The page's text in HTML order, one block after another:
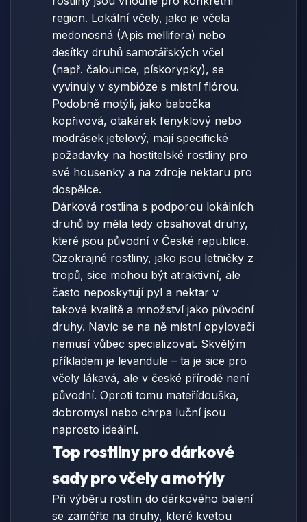
region. Lokální včely, jako je včela
medonosná (Apis mellifera) nebo
desítky druhů samotářských včel
(např. čalounice, pískorypky), se
vyvinuly v symbióze s místní flórou.
Podobně motýli, jako babočka
kopřivová, otakárek fenyklový nebo
modrásek jetelový, mají specifické
požadavky na hostitelské rostliny pro
své housenky a na zdroje nektaru pro
dospělce.
Dárková rostlina s podporou lokálních
druhů by měla tedy obsahovat druhy,
které jsou původní v České republice.
Cizokrajné rostliny, jako jsou letničky z
tropů, sice mohou být atraktivní, ale
často neposkytují pyl a nektar v
takové kvalitě a množství jako původní
druhy. Navíc se na ně místní opylovači
nemusí vůbec specializovat. Skvělým
příkladem je levandule – ta je sice pro
včely lákavá, ale v české přírodě není
původní. Oproti tomu mateřídouška,
dobromysl nebo chrpa luční jsou
naprosto ideální.
Top rostliny pro dárkové
sady pro včely a motýly
Při výběru rostlin do dárkového balení
se zaměřte na druhy, které kvetou